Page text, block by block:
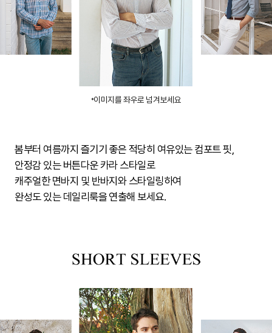
*이미지를 좌우로 넘겨보세요
봄부터 여름까지 즐기기 좋은 적당히 여유있는 컴포트 핏,
안정감 있는 버튼다운 카라 스타일로
캐주얼한 면바지 및 반바지와 스타일링하여
완성도 있는 데일리룩을 연출해 보세요.